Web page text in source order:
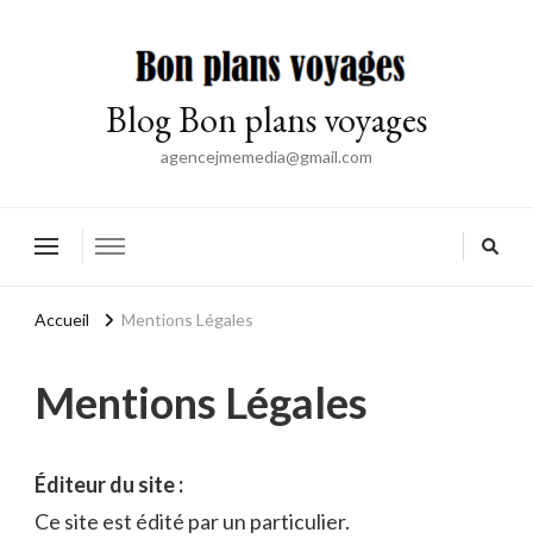
Blog Bon plans voyages
agencejmemedia@gmail.com
Accueil Mentions Légales
Mentions Légales
Éditeur du site :
Ce site est édité par un particulier.